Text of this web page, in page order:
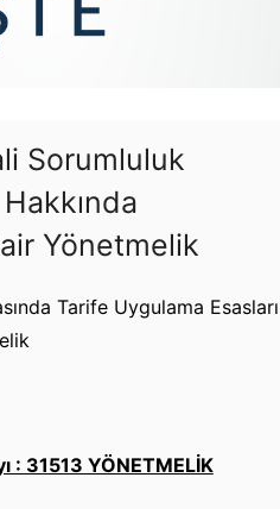
Sorumluluk
Yönetmelik
Tarife Uygulama Esasları
31513 YÖNETMELİK